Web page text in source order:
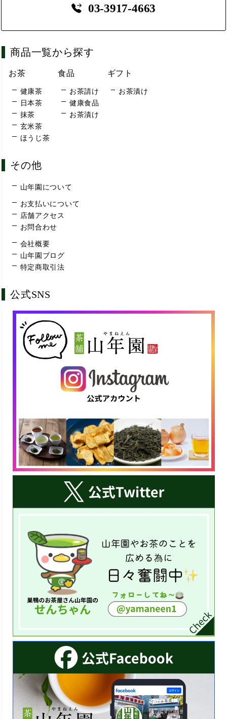
03-3917-4663
商品一覧から探す
お茶
健康茶
日本茶
抹茶
玄米茶
ほうじ茶
食品
お茶請け
健康食品
お茶漬け
ギフト
お茶漬け
その他
山年園について
お支払いについて
店舗アクセス
お問合わせ
会社概要
山年園ブログ
特定商取引法
公式SNS